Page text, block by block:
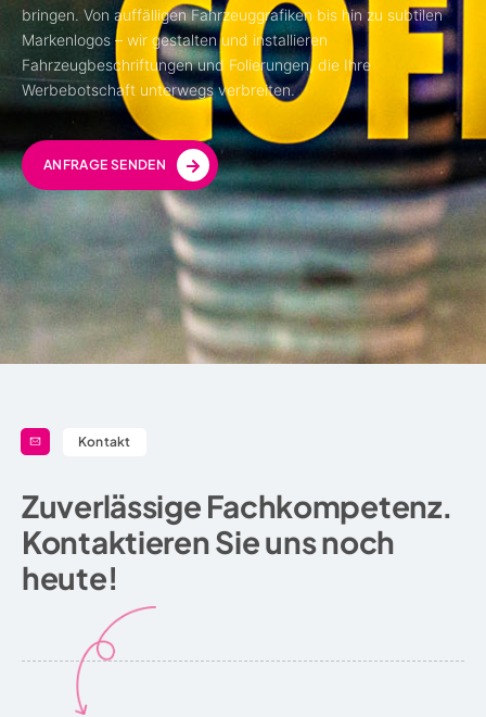
bringen. Von auffälligen Fahrzeuggrafiken bis hin zu subtilen
Markenlogos – wir gestalten und installieren
Fahrzeugbeschriftungen und Folierungen, die Ihre
Werbebotschaft unterwegs verbreiten.
ANFRAGE SENDEN
Kontakt
Zuverlässige Fachkompetenz.
Kontaktieren Sie uns noch
heute!